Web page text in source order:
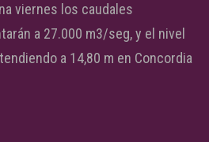
viernes los caudales
a 27.000 m3/seg, y el nivel
a 14,80 m en Concordia